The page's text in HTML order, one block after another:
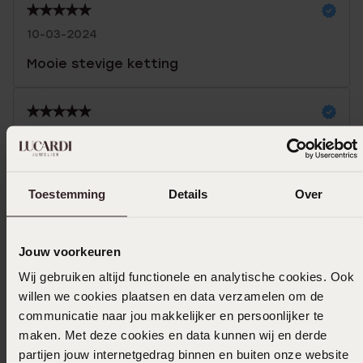
Toestemming Details Over
Jouw voorkeuren
Wij gebruiken altijd functionele en analytische cookies. Ook
willen we cookies plaatsen en data verzamelen om de
communicatie naar jou makkelijker en persoonlijker te
maken. Met deze cookies en data kunnen wij en derde
partijen jouw internetgedrag binnen en buiten onze website
10-03-2024
Mooie stevige ketting
Selecteer maat & bestel
Ook leuk voor jou